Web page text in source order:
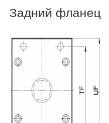
Задний фланец